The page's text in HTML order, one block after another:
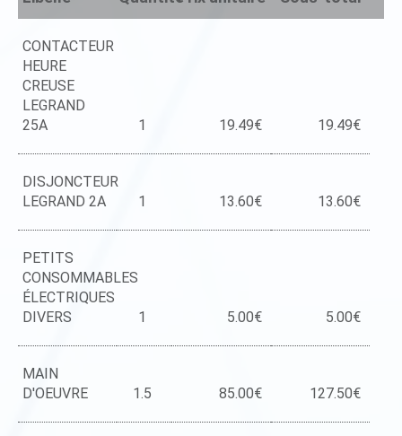
CONTACTEUR
HEURE
CREUSE
LEGRAND
25A
1 19.49€ 19.49€
DISJONCTEUR
LEGRAND 2A
1 13.60€ 13.60€
PETITS
CONSOMMABLES
ÉLECTRIQUES
DIVERS
1 5.00€ 5.00€
MAIN
D'OEUVRE
1.5 85.00€ 127.50€